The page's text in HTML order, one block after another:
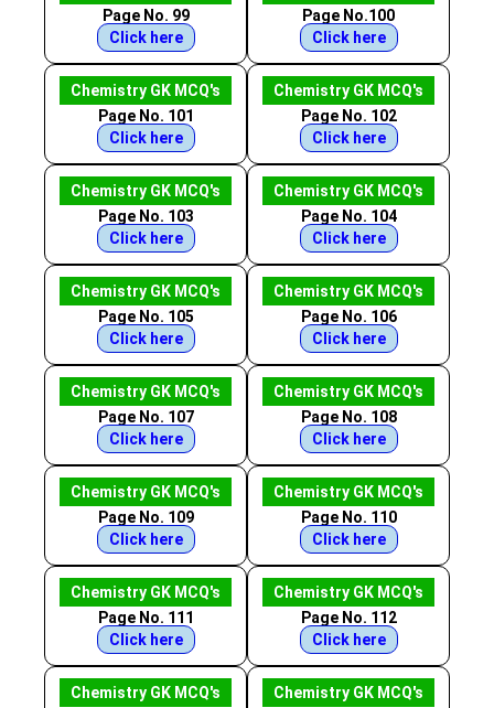
Page No. 99
Click here
Page No.100
Click here
Chemistry GK MCQ's
Page No. 101
Click here
Chemistry GK MCQ's
Page No. 102
Click here
Chemistry GK MCQ's
Page No. 103
Click here
Chemistry GK MCQ's
Page No. 104
Click here
Chemistry GK MCQ's
Page No. 105
Click here
Chemistry GK MCQ's
Page No. 106
Click here
Chemistry GK MCQ's
Page No. 107
Click here
Chemistry GK MCQ's
Page No. 108
Click here
Chemistry GK MCQ's
Page No. 109
Click here
Chemistry GK MCQ's
Page No. 110
Click here
Chemistry GK MCQ's
Page No. 111
Click here
Chemistry GK MCQ's
Page No. 112
Click here
Chemistry GK MCQ's
Chemistry GK MCQ's